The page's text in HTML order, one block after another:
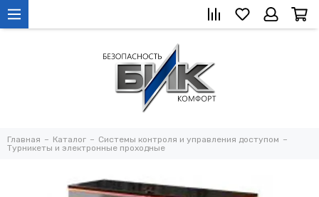
Главная Каталог
Системы контроля и управления доступом
Турникеты и электронные проходные